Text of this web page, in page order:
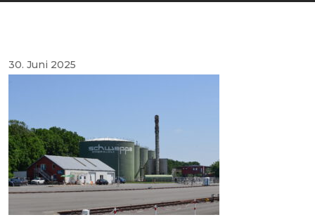
30. Juni 2025